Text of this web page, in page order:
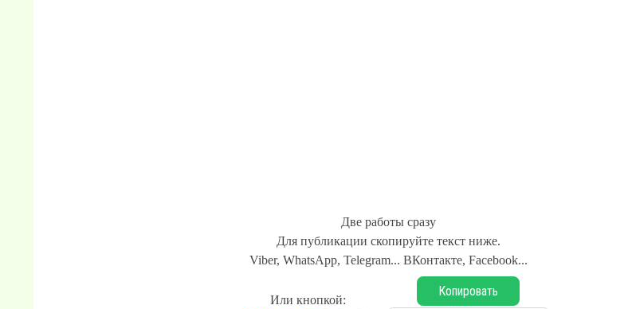
Две работы сразу
Для публикации скопируйте текст ниже.
Viber, WhatsApp, Telegram... ВКонтакте, Facebook...
Или кнопкой:
Копировать